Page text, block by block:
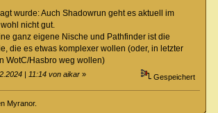
wurde: Auch Shadowrun geht es aktuell im
nicht gut.
ganz eigene Nische und Pathfinder ist die
die es etwas komplexer wollen (oder, in letzter
WotC/Hasbro weg wollen)
| 11:14 von aikar » Gespeichert
Myranor.